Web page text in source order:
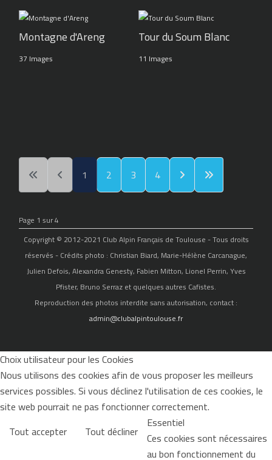
Montagne d'Areng
37 Images
Tour du Soum Blanc
11 Images
1 2 3 4
Page 1 sur 4
Copyright © 2012-2021 Club Alpin Français de Toulouse - Tous droits
réservés - Crédits photo : Christian Biard, Marie-Hélène Carcanague,
Julien Defois, Alexandra Genesty, Fabien Mitton, Lionel Perrin, Yves
Pfister, Bruno Serraz et quelques autres Cafistes.
Reproduction des photos interdite sans autorisation, contact :
admin@clubalpintoulouse.fr
Choix utilisateur pour les Cookies
Nous utilisons des cookies afin de vous proposer les meilleurs
services possibles. Si vous déclinez l'utilisation de ces cookies, le
site web pourrait ne pas fonctionner correctement.
Tout accepter
Tout décliner Essentiel
Ces cookies sont nécessaires
au bon fonctionnement du